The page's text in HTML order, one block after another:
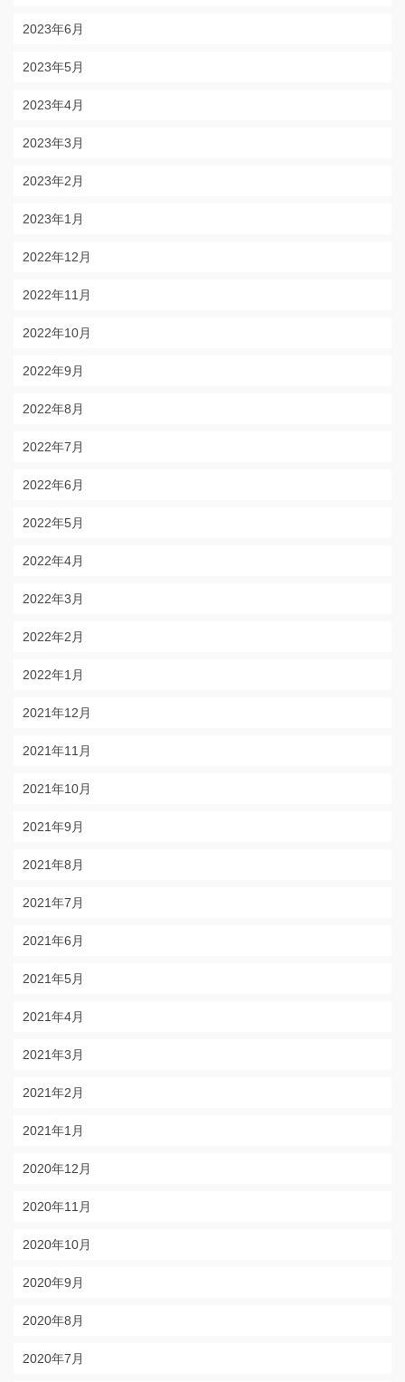
2023年6月
2023年5月
2023年4月
2023年3月
2023年2月
2023年1月
2022年12月
2022年11月
2022年10月
2022年9月
2022年8月
2022年7月
2022年6月
2022年5月
2022年4月
2022年3月
2022年2月
2022年1月
2021年12月
2021年11月
2021年10月
2021年9月
2021年8月
2021年7月
2021年6月
2021年5月
2021年4月
2021年3月
2021年2月
2021年1月
2020年12月
2020年11月
2020年10月
2020年9月
2020年8月
2020年7月